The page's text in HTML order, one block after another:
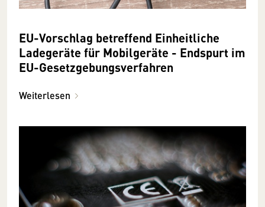
EU-Vorschlag betreffend Einheitliche
Ladegeräte für Mobilgeräte - Endspurt im
EU-Gesetzgebungsverfahren
Weiterlesen